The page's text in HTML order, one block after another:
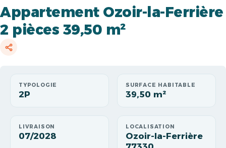
Appartement Ozoir-la-Ferrière
2 pièces 39,50 m²
TYPOLOGIE
2P
SURFACE HABITABLE
39,50 m²
LIVRAISON
07/2028
LOCALISATION
Ozoir-la-Ferrière